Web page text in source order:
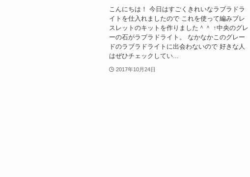
こんにちは！ 今日はすごくきれいなラブラドラ
イトを仕入れましたので これを使って編みブレ
スレットのキットを作りました＾＾ ↑中央のグレ
ーの石がラブラドライト。 なかなかこのグレー
ドのラブラドライトに出会わないので 好きな人
はぜひチェックしてい...
2017年10月24日